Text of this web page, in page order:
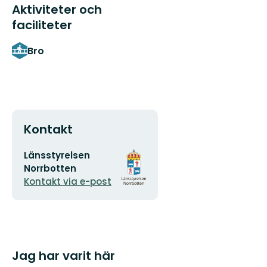
Aktiviteter och
faciliteter
Bro
Kontakt
E-
postadress
Länsstyrelsen
Norrbotten
Kontakt via e-post
Organisationens
logotyp
Jag har varit här